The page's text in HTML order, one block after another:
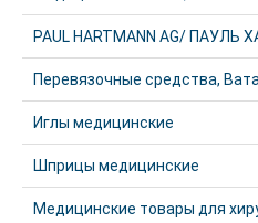
PAUL HARTMANN AG/ ПАУЛЬ
Перевязочные средства,
Иглы медицинские
Шприцы медицинские
Медицинские товары для